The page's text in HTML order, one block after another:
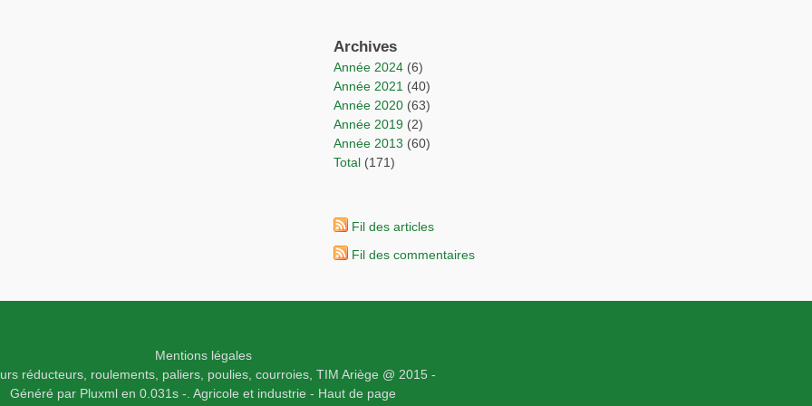
Archives
année 2024 (6)
année 2021 (40)
année 2020 (63)
année 2019 (2)
année 2013 (60)
total (171)
Fil des articles
Fil des commentaires
Mentions légales
réducteurs, roulements, paliers, poulies, courroies, TIM Ariège @ 2015 -
Généré par Pluxml en 0.031s -. Agricole et industrie - Haut de page